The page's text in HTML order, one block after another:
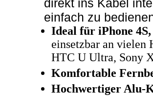
direkt ins Kabel
einfach zu
Ideal für iPhone 4S,
einsetzbar an vielen
HTC U Ultra, Sony
Komfortable
Hochwertiger Alu-